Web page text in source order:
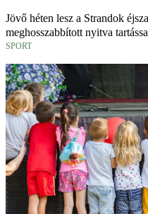
Jövő héten lesz a Strandok
meghosszabbított nyitva
SPORT